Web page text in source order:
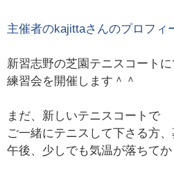
主催者のkajittaさんのプロフィ
新習志野の芝園テニスコートに
練習会を開催します＾＾
まだ、新しいテニスコートで
ご一緒にテニスして下さる方、
午後、少しでも気温が落ちてか